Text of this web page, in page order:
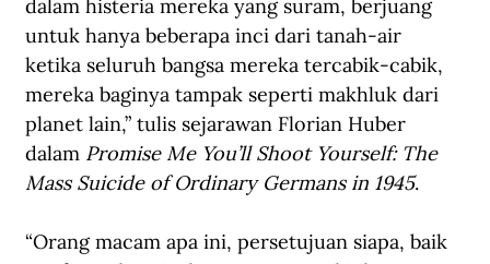
dalam histeria mereka yang suram, berjuang
untuk hanya beberapa inci dari tanah-air
ketika seluruh bangsa mereka tercabik-cabik,
mereka baginya tampak seperti makhluk dari
planet lain,” tulis sejarawan Florian Huber
dalam Promise Me You’ll Shoot Yourself: The
Mass Suicide of Ordinary Germans in 1945.
“Orang macam apa ini, persetujuan siapa, baik